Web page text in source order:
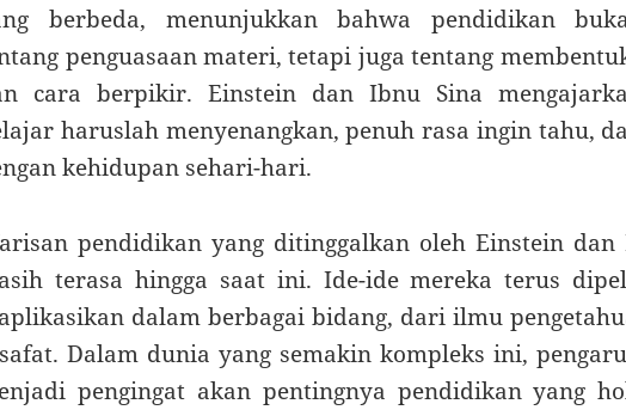
berbeda, menunjukkan bahwa pendidikan
penguasaan materi, tetapi juga tentang
cara berpikir. Einstein dan Ibnu Sina
haruslah menyenangkan, penuh rasa ingin tahu,
kehidupan sehari-hari.
pendidikan yang ditinggalkan oleh Einstein dan
terasa hingga saat ini. Ide-ide mereka terus
dalam berbagai bidang, dari ilmu
Dalam dunia yang semakin kompleks ini,
pengingat akan pentingnya pendidikan yang